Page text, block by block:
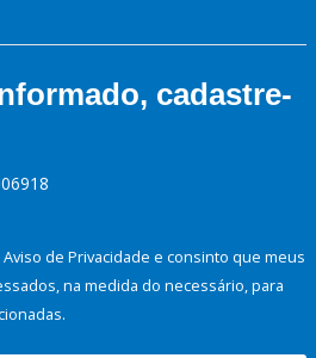
cadastre-
de Privacidade e consinto que meus
na medida do necessário, para